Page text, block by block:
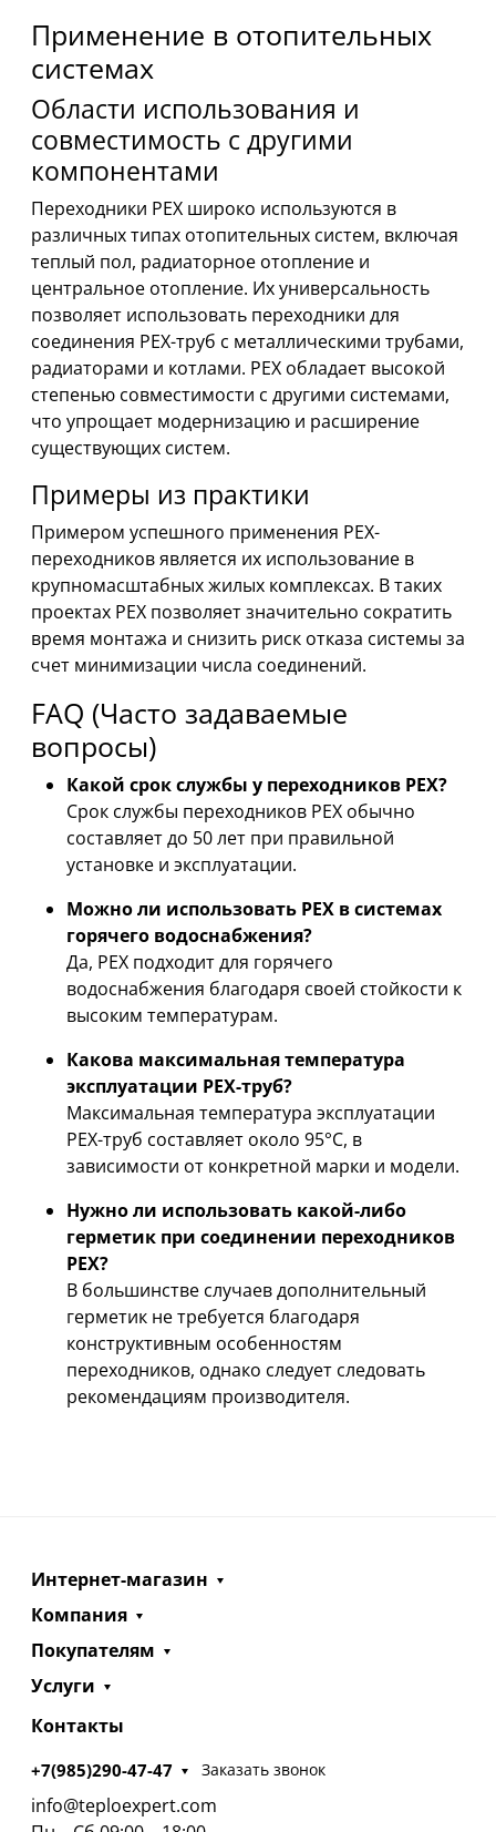
Применение в отопительных
системах
Области использования и
совместимость с другими
компонентами
Переходники PEX широко используются в
различных типах отопительных систем, включая
теплый пол, радиаторное отопление и
центральное отопление. Их универсальность
позволяет использовать переходники для
соединения PEX-труб с металлическими трубами,
радиаторами и котлами. PEX обладает высокой
степенью совместимости с другими системами,
что упрощает модернизацию и расширение
существующих систем.
Примеры из практики
Примером успешного применения PEX-
переходников является их использование в
крупномасштабных жилых комплексах. В таких
проектах PEX позволяет значительно сократить
время монтажа и снизить риск отказа системы за
счет минимизации числа соединений.
FAQ (Часто задаваемые
вопросы)
Какой срок службы у переходников PEX?
Срок службы переходников PEX обычно
составляет до 50 лет при правильной
установке и эксплуатации.
Можно ли использовать PEX в системах
горячего водоснабжения?
Да, PEX подходит для горячего
водоснабжения благодаря своей стойкости к
высоким температурам.
Какова максимальная температура
эксплуатации PEX-труб?
Максимальная температура эксплуатации
PEX-труб составляет около 95°C, в
зависимости от конкретной марки и модели.
Нужно ли использовать какой-либо
герметик при соединении переходников
PEX?
В большинстве случаев дополнительный
герметик не требуется благодаря
конструктивным особенностям
переходников, однако следует следовать
рекомендациям производителя.
Интернет-магазин
Компания
Покупателям
Услуги
Контакты
+7(985)290-47-47 Заказать звонок
info@teploexpert.com